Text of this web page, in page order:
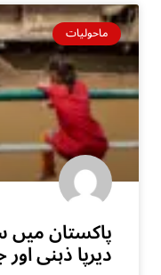
ماحولیات
پاکستان میں
دیرپا ذہنی